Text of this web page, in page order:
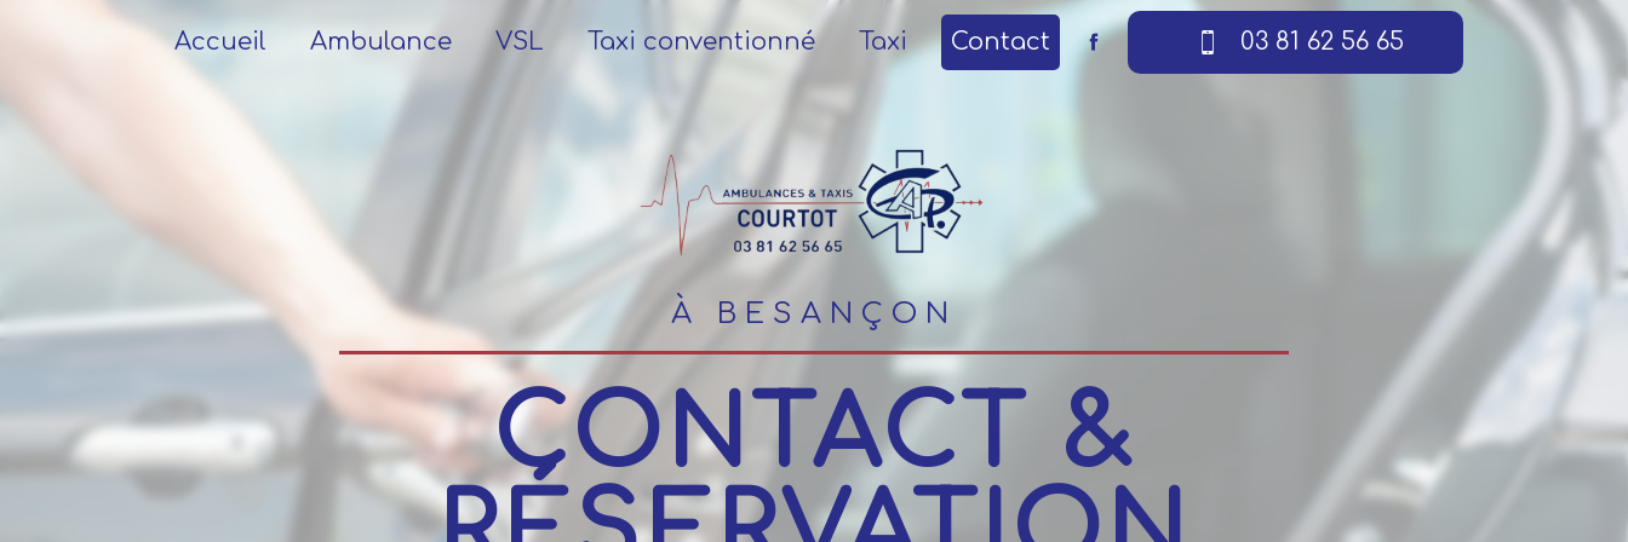
Accueil Ambulance VSL Taxi conventionné Taxi Contact 03 81 62 56 65
À BESANÇON
CONTACT &
Panneau de gestion des cookies